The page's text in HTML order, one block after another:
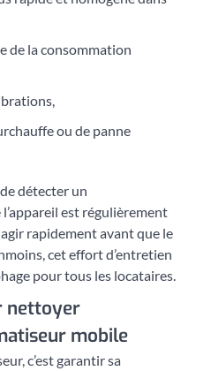
de la consommation
ou de panne
détecter un
est régulièrement
rapidement avant que le
cet effort d’entretien
pour tous les locataires.
nettoyer
mobile
c’est garantir sa